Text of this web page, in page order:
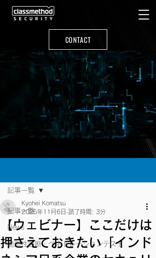
CONTACT
記事一覧
News
脆弱性診断・ペネトレーションテスト
記事一覧
【ウェビナー】ここだけは
押さえておきたい「インド
Kyohei Komatsu
2025年11月6日 読了時間: 3分